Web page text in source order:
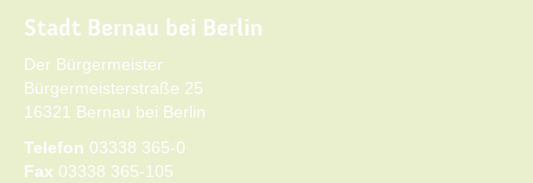
können. Aufgrund der teils historischen Stadtstruktur ist die
Sie sich bitte gerne vorab bei der Tourist-Information Bernau,
so dass eventuelle Beeinträchtigungen Beachtung finden
können.
Stadt Bernau bei Berlin
Der Bürgermeister
Bürgermeisterstraße 25
16321 Bernau bei Berlin
Telefon 03338 365-0
Fax 03338 365-105